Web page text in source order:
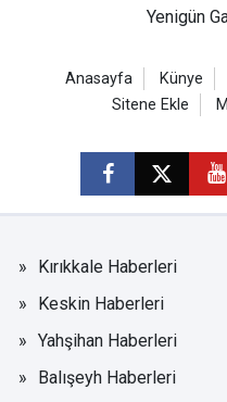
Yenigün
Anasayfa Künye
Sitene Ekle
Kırıkkale Haberleri
Keskin Haberleri
Yahşihan Haberleri
Balışeyh Haberleri